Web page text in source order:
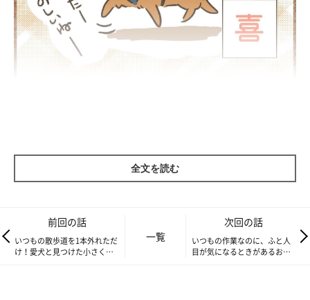
全文を読む
前回の話
いつもの散歩道を1本外れただ
け！愛犬と見つけた小さく素
一覧
次回の話
いつもの作業なのに、ふと人
目が気になるときがあるおし